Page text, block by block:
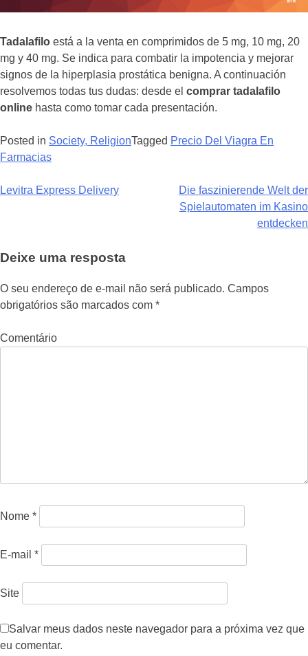
Tadalafilo está a la venta en comprimidos de 5 mg, 10 mg, 20
mg y 40 mg. Se indica para combatir la impotencia y mejorar
signos de la hiperplasia prostática benigna. A continuación
resolvemos todas tus dudas: desde el comprar tadalafilo
online hasta como tomar cada presentación.
Posted in Society, ReligionTagged Precio Del Viagra En
Farmacias
Navegação
Levitra Express Delivery
Die faszinierende Welt der
Spielautomaten im Kasino
entdecken
Deixe uma resposta
O seu endereço de e-mail não será publicado. Campos
obrigatórios são marcados com *
Comentário
Nome *
E-mail *
Site
Salvar meus dados neste navegador para a próxima vez que
eu comentar.